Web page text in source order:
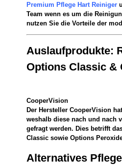
Premium Pflege Hart Reiniger
Team wenn es um die
nutzen Sie die Vorteile der
Auslaufprodukte:
Options Classic &
CooperVision
Der Hersteller CooperVision
weshalb diese nach und nach
gefragt werden. Dies betrifft
Classic sowie Options
Alternatives